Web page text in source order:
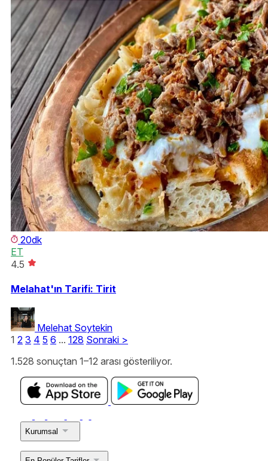
20dk
ET
4.5
Melahat'ın Tarifi: Tirit
Melehat Soytekin
1 2 3 4 5 6 ... 128 Sonraki >
1.528 sonuçtan 1–12 arası gösteriliyor.
Kurumsal